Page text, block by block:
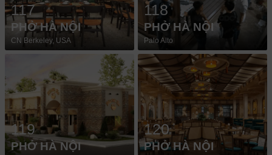
117
PHỞ HÀ NỘI
CN Berkeley, USA
118
PHỞ HÀ NỘI
Palo Alto
119
PHỞ HÀ NỘI
120
PHỞ HÀ NỘI